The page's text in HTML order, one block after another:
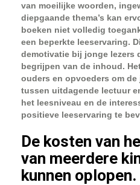
van moeilijke woorden,
diepgaande thema’s kan
boeken niet volledig
een beperkte leeservaring.
demotivatie bij jonge lezers
begrijpen van de inhoud.
ouders en opvoeders om
tussen uitdagende lectuur
het leesniveau en de
positieve leeservaring te
De kosten van
van meerdere
kunnen oplopen.